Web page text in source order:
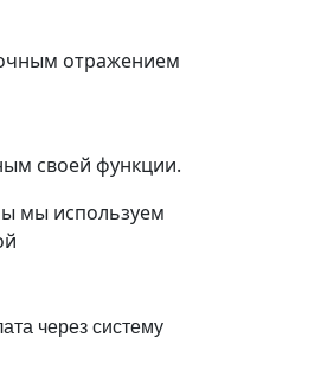
отражением
своей функции.
мы используем
через систему